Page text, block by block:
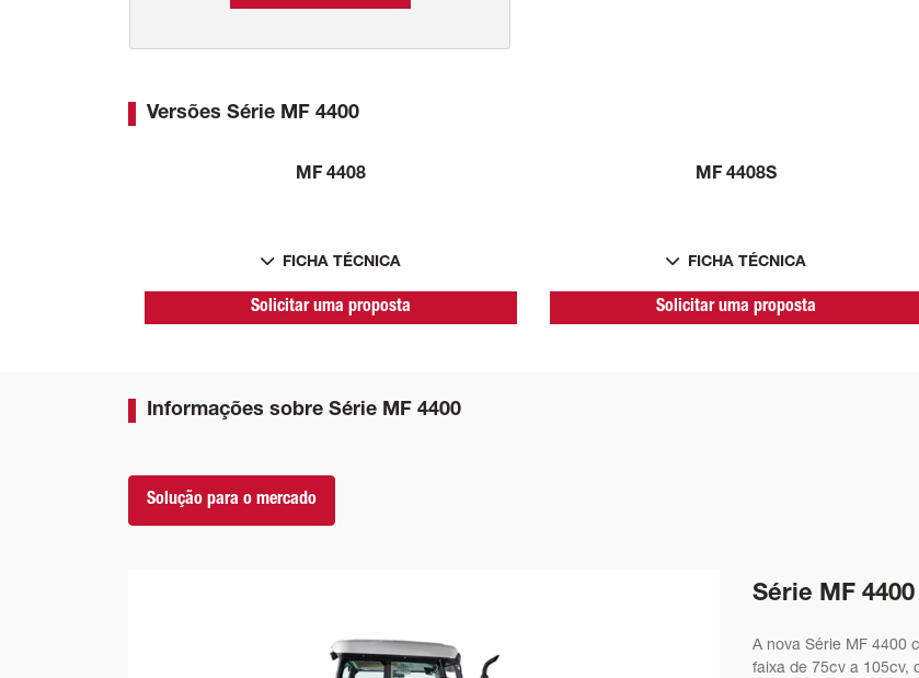
Versões Série MF 4400
MF 4408
FICHA TÉCNICA
Solicitar uma proposta
MF 4408S
FICHA TÉCNICA
Solicitar uma proposta
Informações sobre Série MF 4400
Solução para o mercado
Série MF 4400
A nova Série MF 4400
faixa de 75cv a 105cv,